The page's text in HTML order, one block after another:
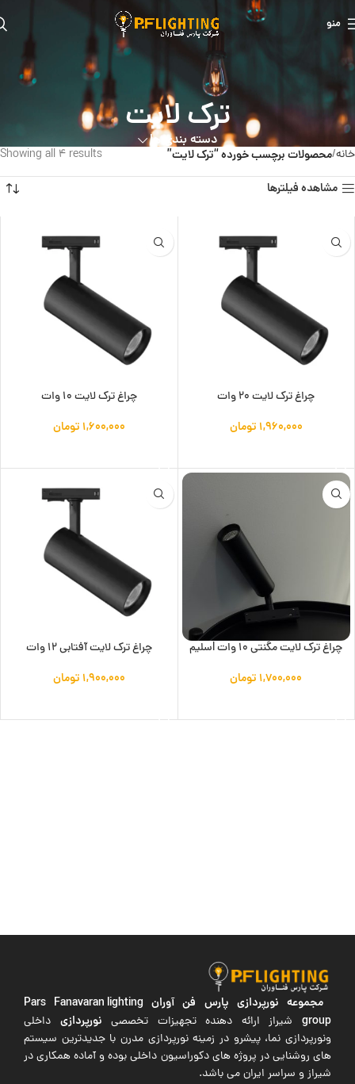
منو
ترک لایت
دسته بندی ها
خانه محصولات برچسب خورده “ترک لایت” Showing all 4 results
مشاهده فیلترها
چراغ ترک لایت 20 وات
۱,۹۶۰,۰۰۰ تومان
چراغ ترک لایت 10 وات
۱,۶۰۰,۰۰۰ تومان
چراغ ترک لایت مگنتی 10 وات lسلیم
۱,۷۰۰,۰۰۰ تومان
چراغ ترک لایت آفتابی 12 وات
۱,۹۰۰,۰۰۰ تومان
مجموعه نورپردازی پارس فن آوران Pars Fanavaran lighting
groupشیراز ارائه دهنده تجهیزات تخصصی نورپردازی داخلی
ونورپردازی نما، پیشرو در زمینه نورپردازی مدرن با جدیدترین سیستم
های روشنایی در پروژه های دکوراسیون داخلی بوده و آماده همکاری در
شیراز و سراسر ایران می باشد.